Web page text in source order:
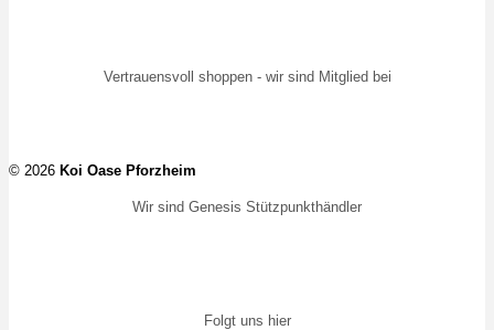
Vertrauensvoll shoppen - wir sind Mitglied bei
© 2026 Koi Oase Pforzheim
Wir sind Genesis Stützpunkthändler
Folgt uns hier